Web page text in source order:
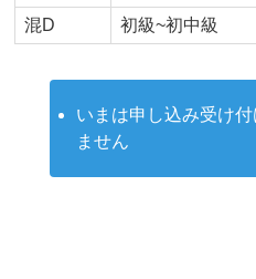
混D
初級~初中級
いまは申し込み受け
ません